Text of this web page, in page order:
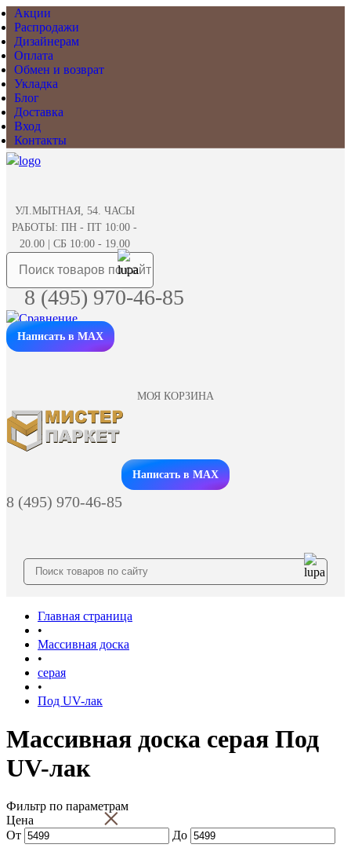
Акции
Распродажи
Дизайнерам
Оплата
Обмен и возврат
Укладка
Блог
Доставка
Вход
Контакты
УЛ.МЫТНАЯ, 54. ЧАСЫ
РАБОТЫ: ПН - ПТ 10:00 -
20.00 | СБ 10:00 - 19.00
8 (495) 970-46-85
Написать в MAX
МОЯ КОРЗИНА
Заказать звонок
Написать в MAX
8 (495) 970-46-85
Главная страница
•
Массивная доска
•
серая
•
Под UV-лак
Массивная доска серая Под
UV-лак
Фильтр по параметрам
×
Цена
От
До